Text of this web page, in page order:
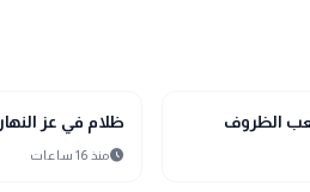
الظروف public
الأخبار المحلية
ظلام في عز
scheduleمنذ 16 ساعات